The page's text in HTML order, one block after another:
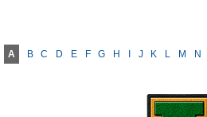
A B C D E F G H J K L M N